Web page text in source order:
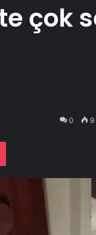
çok
0 9
Pocket